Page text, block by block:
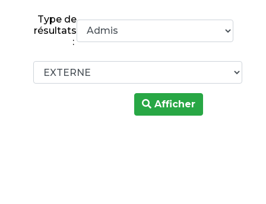
Type de
résultats
:
Afficher